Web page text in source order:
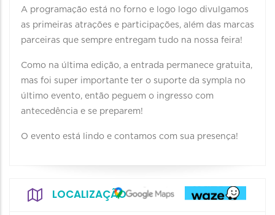
A programação está no forno e logo logo divulgamos
as primeiras atrações e participações, além das marcas
parceiras que sempre entregam tudo na nossa feira!
Como na última edição, a entrada permanece gratuita,
mas foi super importante ter o suporte da sympla no
último evento, então peguem o ingresso com
antecedência e se preparem!
O evento está lindo e contamos com sua presença!
LOCALIZAÇÃO